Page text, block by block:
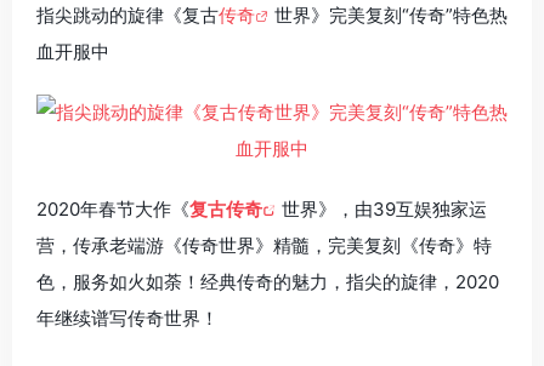
指尖跳动的旋律《复古传奇
世界》完美复刻“传奇”特色热
血开服中
2020年春节大作《复古传奇
世界》，由39互娱独家运
营，传承老端游《传奇世界》精髓，完美复刻《传奇》特
色，服务如火如荼！经典传奇的魅力，指尖的旋律，2020
年继续谱写传奇世界！